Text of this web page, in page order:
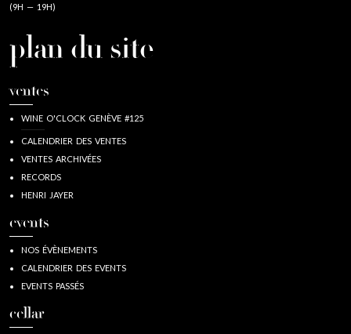
(9H — 19H)
plan du site
ventes
WINE O'CLOCK GENÈVE #125
CALENDRIER DES VENTES
VENTES ARCHIVÉES
RECORDS
HENRI JAYER
events
NOS ÉVÈNEMENTS
CALENDRIER DES EVENTS
EVENTS PASSÉS
cellar